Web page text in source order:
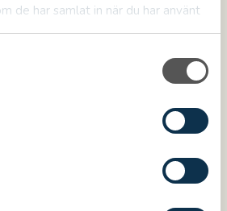
de har samlat in när du har använt